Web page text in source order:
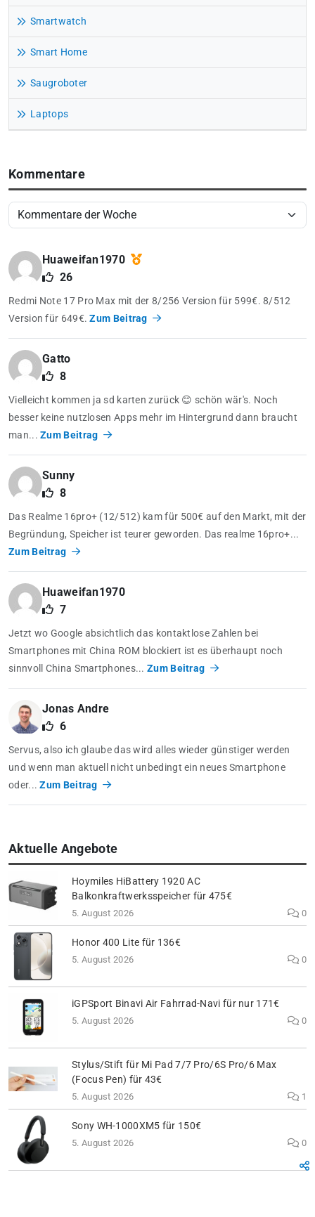
Smartwatch
Smart Home
Saugroboter
Laptops
Kommentare
Huaweifan1970
26
Redmi Note 17 Pro Max mit der 8/256 Version für 599€. 8/512
Version für 649€.Zum Beitrag
Gatto
8
Vielleicht kommen ja sd karten zurück 😊 schön wär's. Noch
besser keine nutzlosen Apps mehr im Hintergrund dann braucht
man...Zum Beitrag
Sunny
8
Das Realme 16pro+ (12/512) kam für 500€ auf den Markt, mit der
Begründung, Speicher ist teurer geworden. Das realme 16pro+...
Zum Beitrag
Huaweifan1970
7
Jetzt wo Google absichtlich das kontaktlose Zahlen bei
Smartphones mit China ROM blockiert ist es überhaupt noch
sinnvoll China Smartphones...Zum Beitrag
Jonas Andre
6
Servus, also ich glaube das wird alles wieder günstiger werden
und wenn man aktuell nicht unbedingt ein neues Smartphone
oder...Zum Beitrag
Aktuelle Angebote
Hoymiles HiBattery 1920 AC
Balkonkraftwerksspeicher für 475€
5. August 2026 0
Honor 400 Lite für 136€
5. August 2026 0
iGPSport Binavi Air Fahrrad-Navi für nur 171€
5. August 2026 0
Stylus/Stift für Mi Pad 7/7 Pro/6S Pro/6 Max
(Focus Pen) für 43€
5. August 2026 1
Sony WH-1000XM5 für 150€
5. August 2026 0